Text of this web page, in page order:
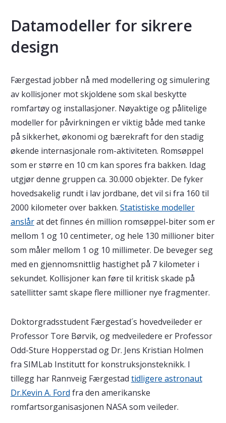
Datamodeller for sikrere
design
Færgestad jobber nå med modellering og simulering
av kollisjoner mot skjoldene som skal beskytte
romfartøy og installasjoner. Nøyaktige og pålitelige
modeller for påvirkningen er viktig både med tanke
på sikkerhet, økonomi og bærekraft for den stadig
økende internasjonale rom-aktiviteten. Romsøppel
som er større en 10 cm kan spores fra bakken. Idag
utgjør denne gruppen ca. 30.000 objekter. De fyker
hovedsakelig rundt i lav jordbane, det vil si fra 160 til
2000 kilometer over bakken. Statistiske modeller
anslårat det finnes én million romsøppel-biter som er
mellom 1 og 10 centimeter, og hele 130 millioner biter
som måler mellom 1 og 10 millimeter. De beveger seg
med en gjennomsnittlig hastighet på 7 kilometer i
sekundet. Kollisjoner kan føre til kritisk skade på
satellitter samt skape flere millioner nye fragmenter.
Doktorgradsstudent Færgestad´s hovedveileder er
Professor Tore Børvik, og medveiledere er Professor
Odd-Sture Hopperstad og Dr. Jens Kristian Holmen
fra SIMLab Institutt for konstruksjonsteknikk. I
tillegg har Rannveig Færgestad tidligere astronaut
Dr.Kevin A. Ford fra den amerikanske
romfartsorganisasjonen NASA som veileder.